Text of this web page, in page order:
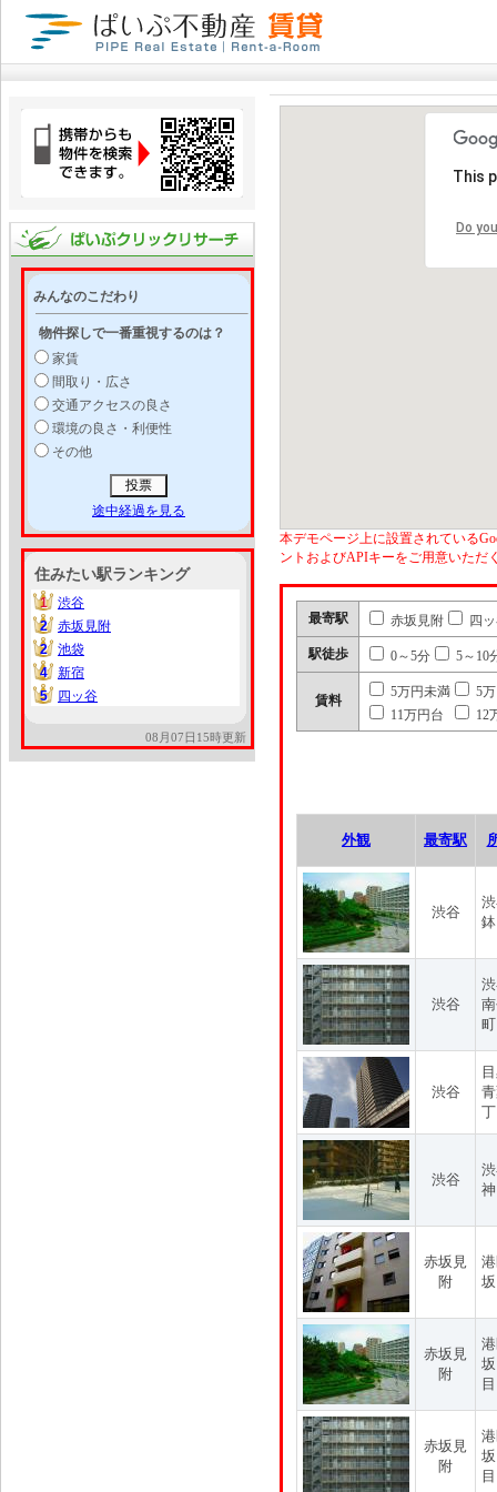
みんなのこだわり
物件探しで一番重視するのは？
家賃
間取り・広さ
交通アクセスの良さ
環境の良さ・利便性
その他
途中経過を見る
住みたい駅ランキング
1
1
渋谷
2
2
赤坂見附
2
2
池袋
4
4
新宿
5
5 四ッ谷
08月07日15時更新
This
Do
本デモページ上に設置されている
ントおよびAPIキーをご用意いただ
最寄駅 赤坂見附 四
駅徒歩 0～5分 5～10
賃料
5万円未満
5
11万円台
12
外観 最寄駅
渋谷
渋谷
渋谷
渋谷
赤坂見
附
赤坂見
附
目
赤坂見
附
目